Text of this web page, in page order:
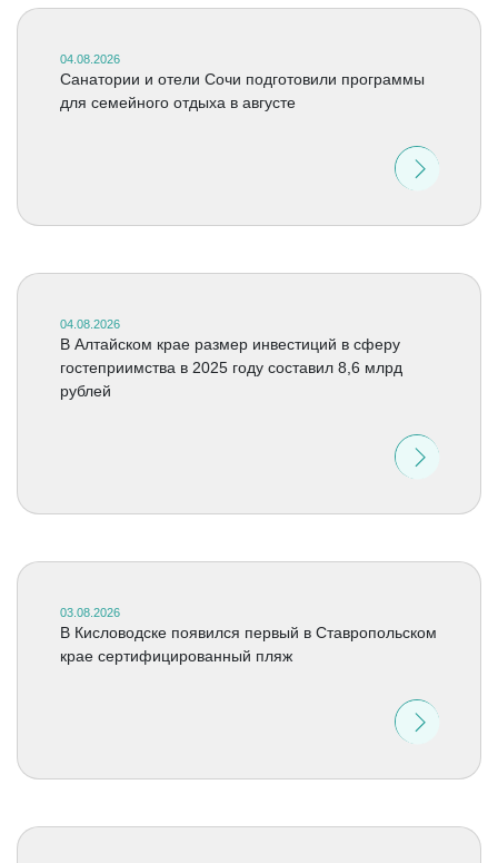
04.08.2026
Санатории и отели Сочи подготовили программы
для семейного отдыха в августе
04.08.2026
В Алтайском крае размер инвестиций в сферу
гостеприимства в 2025 году составил 8,6 млрд
рублей
03.08.2026
В Кисловодске появился первый в Ставропольском
крае сертифицированный пляж